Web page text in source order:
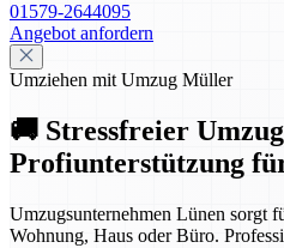
01579-2644095
Angebot anfordern
Umziehen mit Umzug Müller
🚚 Stressfreier
Profiunterstützung
Umzugsunternehmen Lünen sorgt
Wohnung, Haus oder Büro.